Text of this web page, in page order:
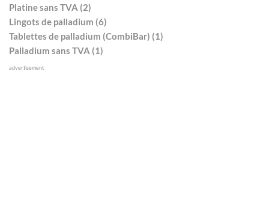
Platine sans TVA (2)
Lingots de palladium (6)
Tablettes de palladium (CombiBar) (1)
Palladium sans TVA (1)
advertisement